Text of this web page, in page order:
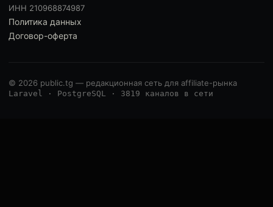
ИНН 210968874987
Политика данных
Договор-оферта
© 2026 public.tg — редакционная сеть для affiliate-рынка
Laravel · PostgreSQL · 3819 каналов в сети